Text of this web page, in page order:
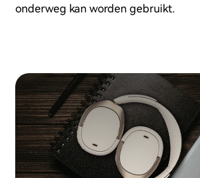
onderweg kan worden gebruikt.